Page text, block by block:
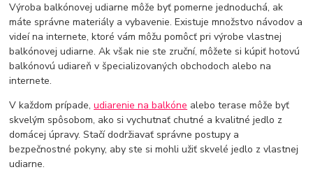
Výroba balkónovej udiarne môže byť pomerne jednoduchá, ak
máte správne materiály a vybavenie. Existuje množstvo návodov a
videí na internete, ktoré vám môžu pomôcť pri výrobe vlastnej
balkónovej udiarne. Ak však nie ste zruční, môžete si kúpiť hotovú
balkónovú udiareň v špecializovaných obchodoch alebo na
internete.
V každom prípade,udiarenie na balkóne alebo terase môže byť
skvelým spôsobom, ako si vychutnať chutné a kvalitné jedlo z
domácej úpravy. Stačí dodržiavať správne postupy a
bezpečnostné pokyny, aby ste si mohli užiť skvelé jedlo z vlastnej
udiarne.